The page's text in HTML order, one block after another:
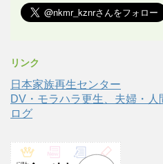
リンク
日本家族再生センター
DV・モラハラ更生、夫婦・
ログ